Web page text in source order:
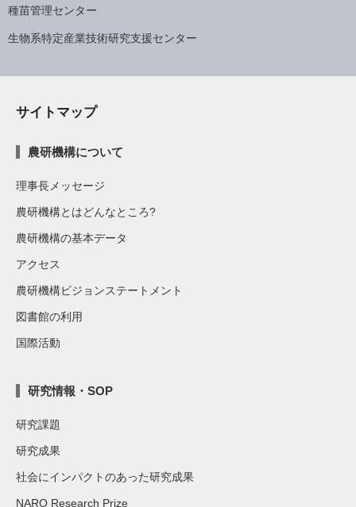
種苗管理センター
生物系特定産業技術研究支援センター
サイトマップ
農研機構について
理事長メッセージ
農研機構とはどんなところ?
農研機構の基本データ
アクセス
農研機構ビジョンステートメント
図書館の利用
国際活動
研究情報・SOP
研究課題
研究成果
社会にインパクトのあった研究成果
NARO Research Prize